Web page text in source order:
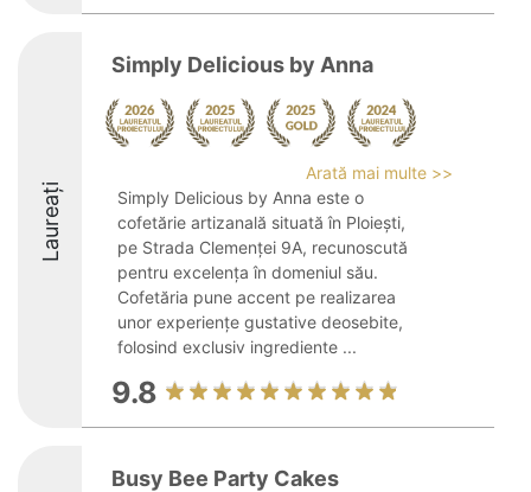
Laureați
Simply Delicious by Anna
Arată mai multe >>
Simply Delicious by Anna este o
cofetărie artizanală situată în Ploiești,
pe Strada Clemenței 9A, recunoscută
pentru excelența în domeniul său.
Cofetăria pune accent pe realizarea
unor experiențe gustative deosebite,
folosind exclusiv ingrediente ...
9.8
Busy Bee Party Cakes